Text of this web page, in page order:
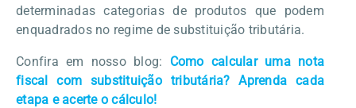
determinadas categorias de produtos que podem
enquadrados no regime de substituição tributária.
Confira em nosso blog: Como calcular uma nota
fiscal com substituição tributária? Aprenda cada
etapa e acerte o cálculo!